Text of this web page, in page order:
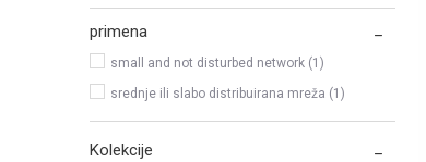
primena
small and not disturbed network (1)
srednje ili slabo distribuirana mreža (1)
Kolekcije